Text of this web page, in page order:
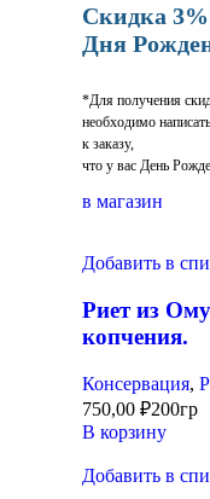
Скидка 3%
Дня
*Для получения
необходимо
к заказу,
что у вас День
в магазин
Добавить в
Риет из
копчения.
Консервация,
750,00 ₽200гр
В корзину
Добавить в